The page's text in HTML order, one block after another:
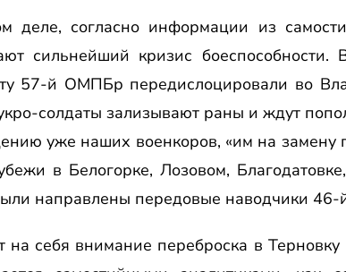
деле, согласно информации из
сильнейший кризис боеспособности.
57-й ОМПБр передислоцировали во
солдаты зализывают раны и ждут
уже наших военкоров, «им на
в Белогорке, Лозовом,
направлены передовые наводчики
на себя внимание переброска в